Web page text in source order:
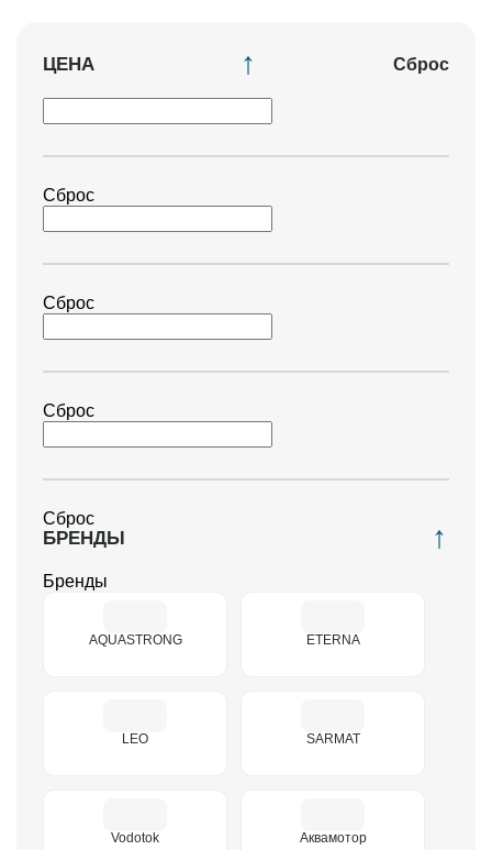
ЦЕНА Сброс
Сброс
Сброс
Сброс
Сброс
БРЕНДЫ
Бренды
AQUASTRONG ETERNA
LEO SARMAT
Vodotok Аквамотор